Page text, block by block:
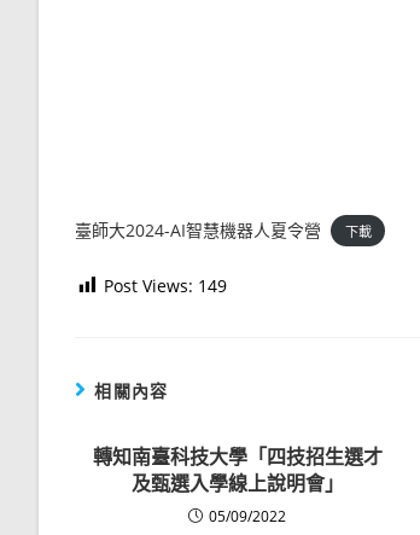
臺師大2024-AI智慧機器人夏令營 下載
Post Views: 149
相關內容
轉知南臺科技大學「四技招生選才
及甄選入學線上說明會」
05/09/2022